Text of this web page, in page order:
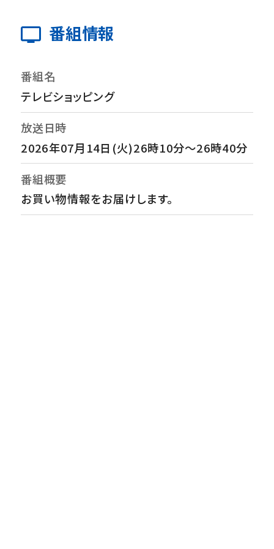
番組情報
番組名
テレビショッピング
放送日時
2026年07月14日(火)26時10分～26時40分
番組概要
お買い物情報をお届けします。